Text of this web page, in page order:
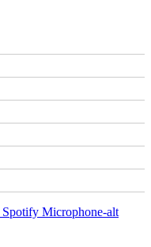
Spotify Microphone-alt